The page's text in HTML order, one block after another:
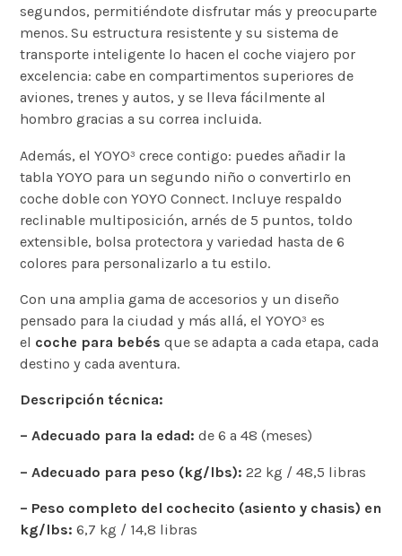
segundos, permitiéndote disfrutar más y preocuparte
menos. Su estructura resistente y su sistema de
transporte inteligente lo hacen el coche viajero por
excelencia: cabe en compartimentos superiores de
aviones, trenes y autos, y se lleva fácilmente al
hombro gracias a su correa incluida.
Además, el YOYO³ crece contigo: puedes añadir la
tabla YOYO para un segundo niño o convertirlo en
coche doble con YOYO Connect. Incluye respaldo
reclinable multiposición, arnés de 5 puntos, toldo
extensible, bolsa protectora y variedad hasta de 6
colores para personalizarlo a tu estilo.
Con una amplia gama de accesorios y un diseño
pensado para la ciudad y más allá, el YOYO³ es
el coche para bebés que se adapta a cada etapa, cada
destino y cada aventura.
Descripción técnica:
– Adecuado para la edad: de 6 a 48 (meses)
– Adecuado para peso (kg/lbs): 22 kg / 48,5 libras
– Peso completo del cochecito (asiento y chasis) en
kg/lbs:6,7 kg / 14,8 libras